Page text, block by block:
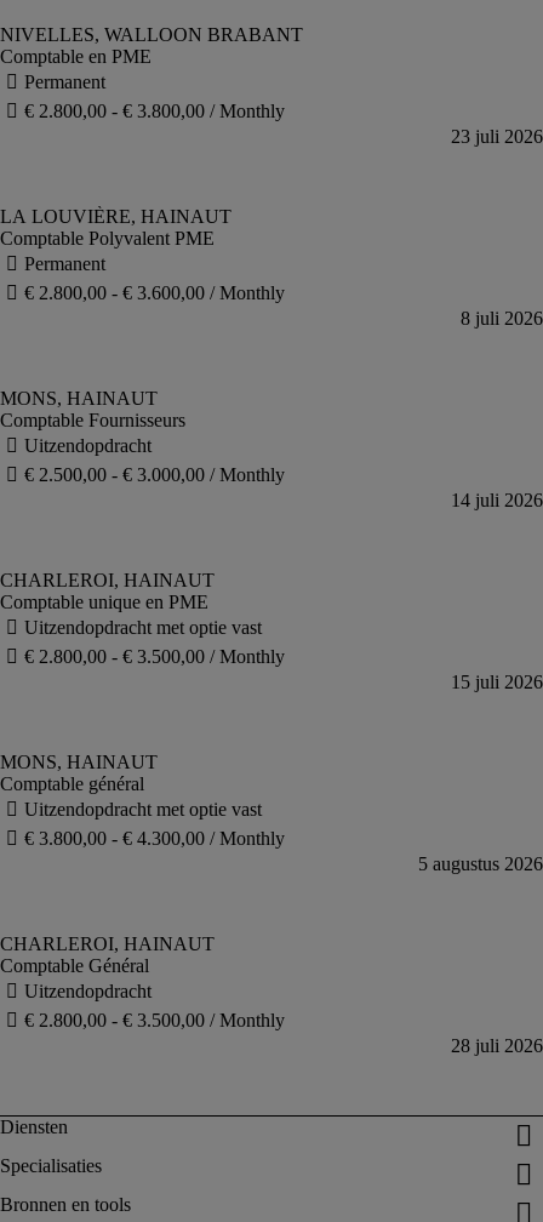
Comptable en PME
Comptable Polyvalent PME
Comptable Fournisseurs
Comptable unique en PME
Comptable général
Comptable Général